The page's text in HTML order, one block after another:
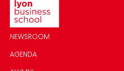
NEWSROOM
AGENDA